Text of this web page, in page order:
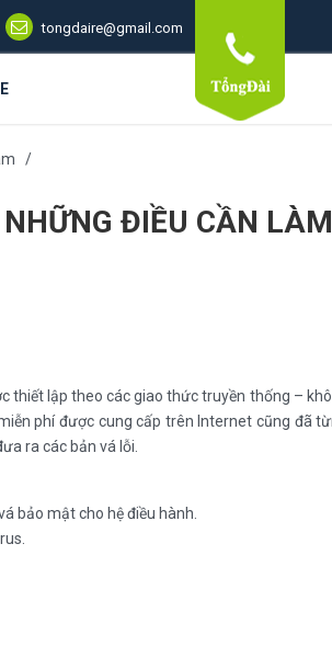
tongdaire@gmail.com
ĐIỀU CẦN LÀM
thiết lập theo các giao thức truyền thống –
phí được cung cấp trên Internet cũng đã
ra các bản vá lỗi.
bảo mật cho hệ điều hành.